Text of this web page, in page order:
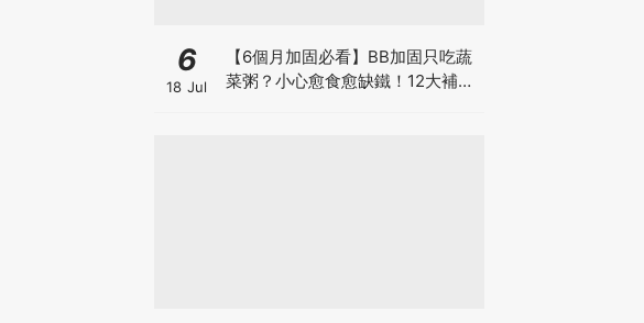
6
18 Jul
【6個月加固必看】BB加固只吃蔬
菜粥？小心愈食愈缺鐵！12大補鐵